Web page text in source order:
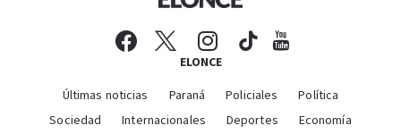
ELONCE
Últimas noticias Paraná Policiales
Política
Sociedad
Internacionales Deportes Economía